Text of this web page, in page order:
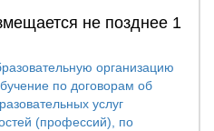
не позднее 1
организацию
по договорам об
услуг
(профессий), по